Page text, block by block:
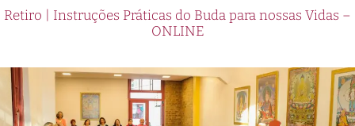
Retiro | Instruções Práticas do Buda para nossas Vidas –
ONLINE